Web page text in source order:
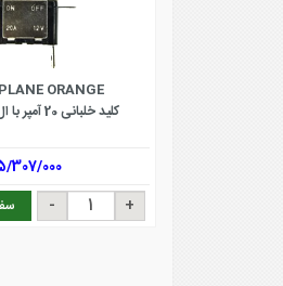
ORANGE
کلید خلبانی 20 آمپر با ال ای دی نارنجی
307/000